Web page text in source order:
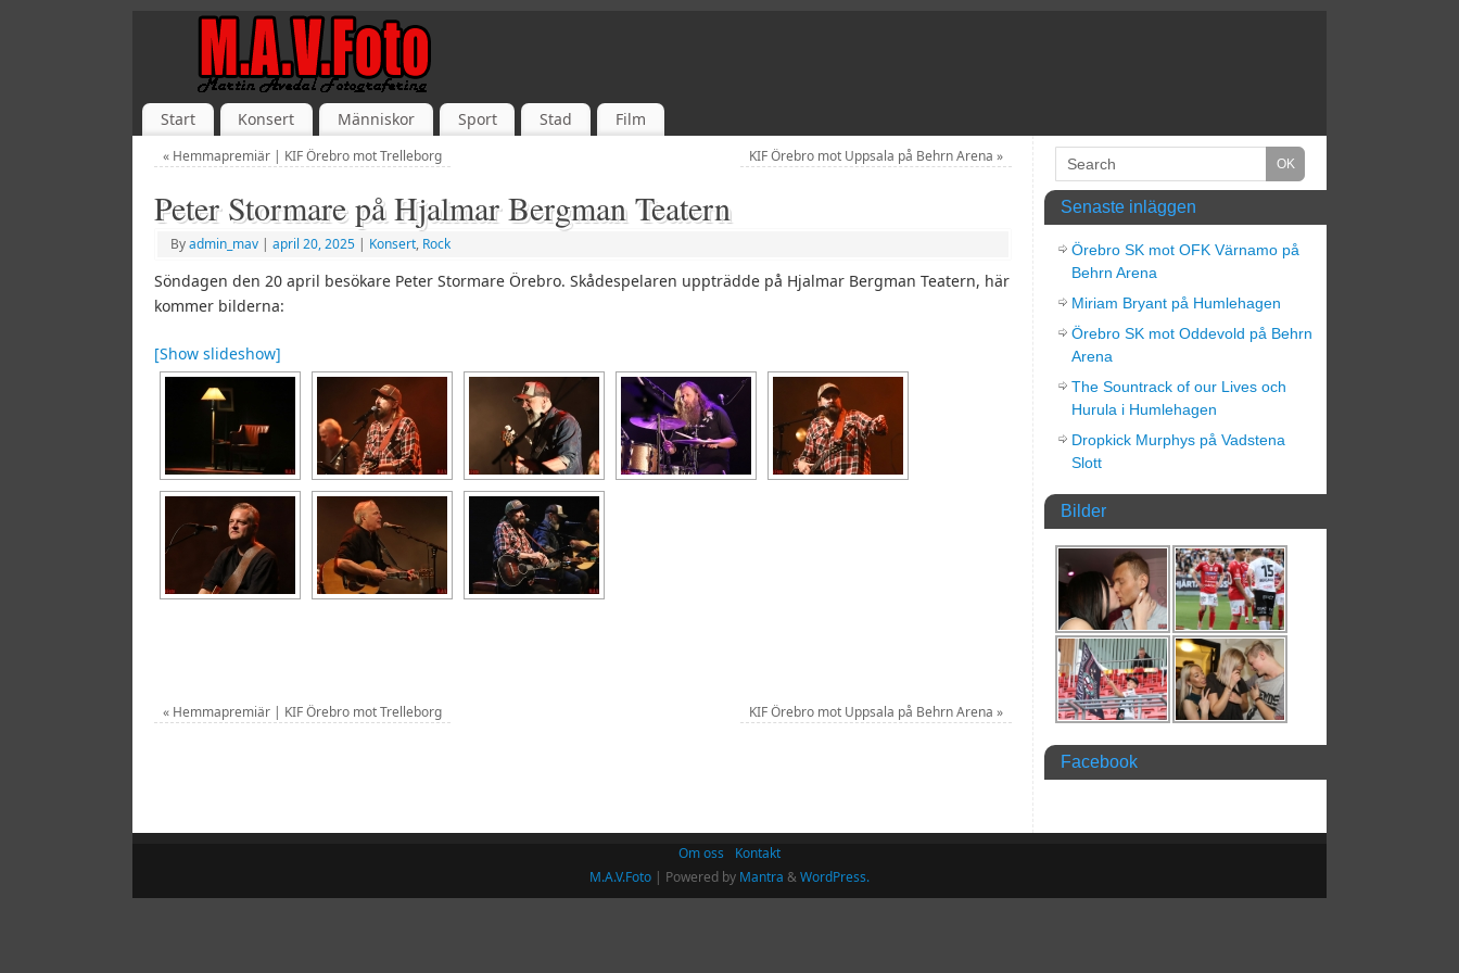
Start Konsert Människor Sport Stad Film
«Hemmapremiär | KIF Örebro mot Trelleborg KIF Örebro mot Uppsala på Behrn Arena»
Peter Stormare på Hjalmar Bergman Teatern
Byadmin_mav | april 20, 2025 | Konsert, Rock
Söndagen den 20 april besökare Peter Stormare Örebro. Skådespelaren uppträdde på Hjalmar Bergman Teatern, här
kommer bilderna:
[Show slideshow]
«Hemmapremiär | KIF Örebro mot Trelleborg KIF Örebro mot Uppsala på Behrn Arena»
Senaste inläggen
Örebro SK mot OFK Värnamo på
Behrn Arena
Miriam Bryant på Humlehagen
Örebro SK mot Oddevold på Behrn
Arena
The Sountrack of our Lives och
Hurula i Humlehagen
Dropkick Murphys på Vadstena
Slott
Bilder
Facebook
Om oss
Kontakt
M.A.V.Foto | Powered by Mantra &WordPress.